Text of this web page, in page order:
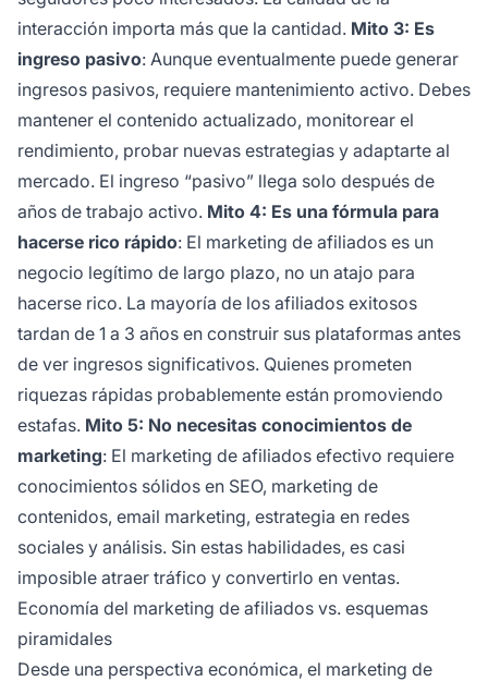
interacción importa más que la cantidad. Mito 3: Es
ingreso pasivo: Aunque eventualmente puede generar
ingresos pasivos, requiere mantenimiento activo. Debes
mantener el contenido actualizado, monitorear el
rendimiento, probar nuevas estrategias y adaptarte al
mercado. El ingreso “pasivo” llega solo después de
años de trabajo activo. Mito 4: Es una fórmula para
hacerse rico rápido: El marketing de afiliados es un
negocio legítimo de largo plazo, no un atajo para
hacerse rico. La mayoría de los afiliados exitosos
tardan de 1 a 3 años en construir sus plataformas antes
de ver ingresos significativos. Quienes prometen
riquezas rápidas probablemente están promoviendo
estafas. Mito 5: No necesitas conocimientos de
marketing: El marketing de afiliados efectivo requiere
conocimientos sólidos en SEO, marketing de
contenidos, email marketing, estrategia en redes
sociales y análisis. Sin estas habilidades, es casi
imposible atraer tráfico y convertirlo en ventas.
Economía del marketing de afiliados vs. esquemas
piramidales
Desde una perspectiva económica, el marketing de